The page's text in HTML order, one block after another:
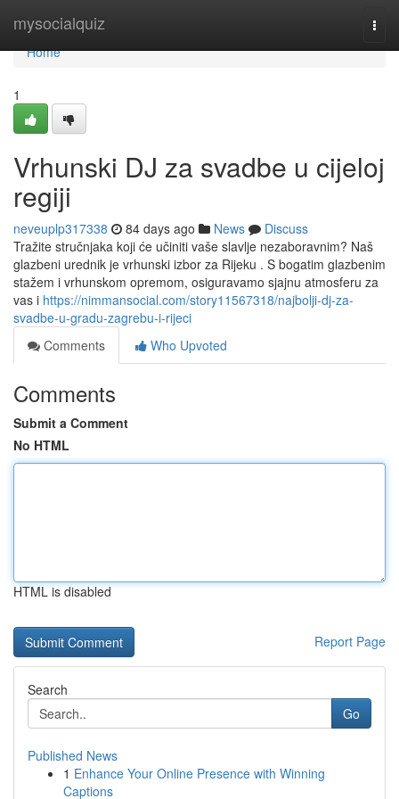
mysocialquiz
Home
Home
1
Vrhunski DJ za svadbe u cijeloj
regiji
neveuplp317338 84 days ago News
Discuss
Tražite stručnjaka koji će učiniti vaše slavlje nezaboravnim? Naš
glazbeni urednik je vrhunski izbor za Rijeku . S bogatim glazbenim
stažem i vrhunskom opremom, osiguravamo sjajnu atmosferu za
vas i https://nimmansocial.com/story11567318/najbolji-dj-za-
svadbe-u-gradu-zagrebu-i-rijeci
Comments
Who Upvoted
Comments
Submit a Comment
No HTML
HTML is disabled
Report Page
Search
Go
Published News
1 Enhance Your Online Presence with Winning
Captions